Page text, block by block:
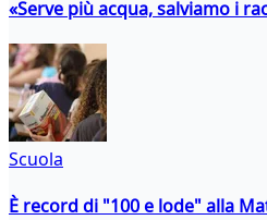
«Serve più acqua, salviamo i
Scuola
È record di "100 e lode" alla